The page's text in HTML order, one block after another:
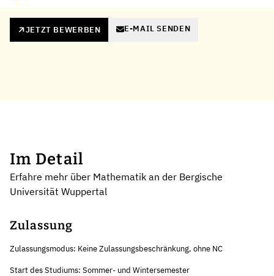
JETZT BEWERBEN E-MAIL SENDEN
Im Detail
Erfahre mehr über Mathematik an der Bergische
Universität Wuppertal
Zulassung
Zulassungsmodus: Keine Zulassungsbeschränkung, ohne NC
Start des Studiums: Sommer- und Wintersemester